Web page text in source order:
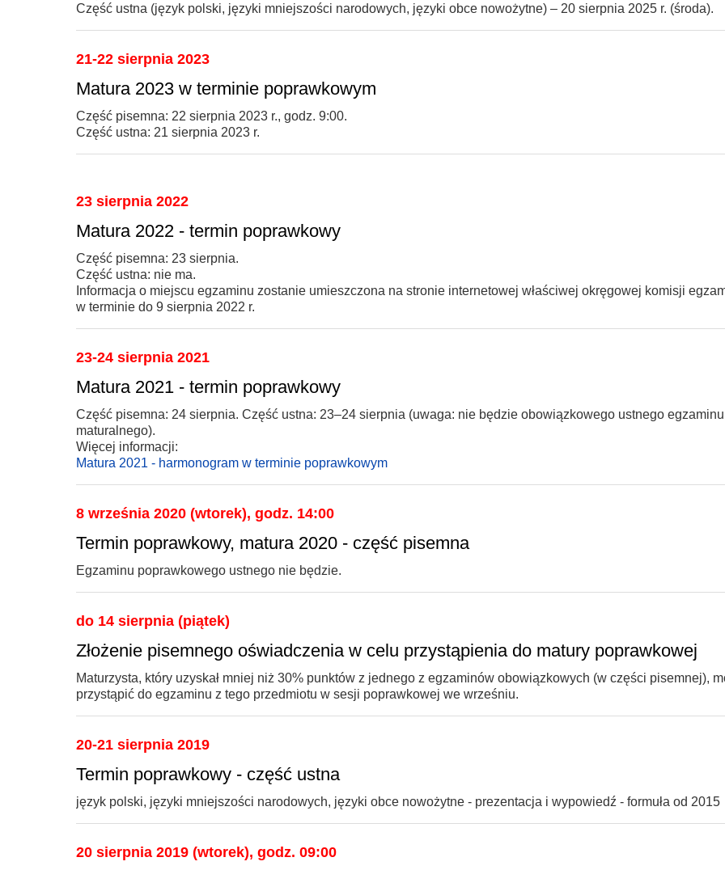
Część ustna (język polski, języki mniejszości narodowych, języki obce nowożytne) – 20 sierpnia 2025 r. (środa).
21-22 sierpnia 2023
Matura 2023 w terminie poprawkowym
Część pisemna: 22 sierpnia 2023 r., godz. 9:00.
Część ustna: 21 sierpnia 2023 r.
23 sierpnia 2022
Matura 2022 - termin poprawkowy
Część pisemna: 23 sierpnia.
Część ustna: nie ma.
Informacja o miejscu egzaminu zostanie umieszczona na stronie internetowej właściwej okręgowej komisji
w terminie do 9 sierpnia 2022 r.
23-24 sierpnia 2021
Matura 2021 - termin poprawkowy
Część pisemna: 24 sierpnia. Część ustna: 23–24 sierpnia (uwaga: nie będzie obowiązkowego ustnego egzaminu
maturalnego).
Więcej informacji:
Matura 2021 - harmonogram w terminie poprawkowym
8 września 2020 (wtorek), godz. 14:00
Termin poprawkowy, matura 2020 - część pisemna
Egzaminu poprawkowego ustnego nie będzie.
do 14 sierpnia (piątek)
Złożenie pisemnego oświadczenia w celu przystąpienia do matury poprawkowej
Maturzysta, który uzyskał mniej niż 30% punktów z jednego z egzaminów obowiązkowych (w części pisemnej),
przystąpić do egzaminu z tego przedmiotu w sesji poprawkowej we wrześniu.
20-21 sierpnia 2019
Termin poprawkowy - część ustna
język polski, języki mniejszości narodowych, języki obce nowożytne - prezentacja i wypowiedź - formuła od 2015
20 sierpnia 2019 (wtorek), godz. 09:00